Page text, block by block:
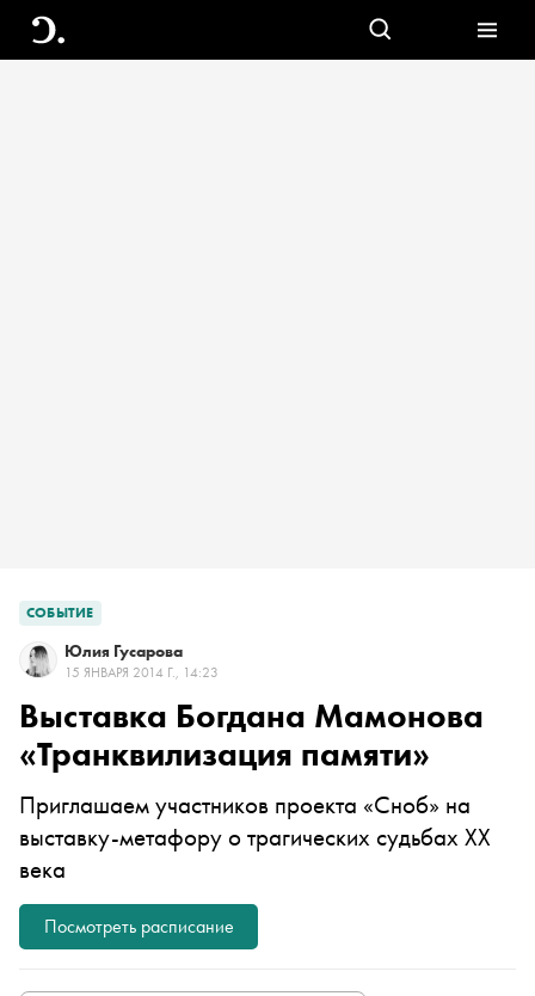
СОБЫТИЕ
Юлия Гусарова
15 ЯНВАРЯ 2014 Г., 14:23
Выставка Богдана Мамонова
«Транквилизация памяти»
Приглашаем участников проекта «Сноб» на
выставку-метафору о трагических судьбах XX
века
Посмотреть расписание